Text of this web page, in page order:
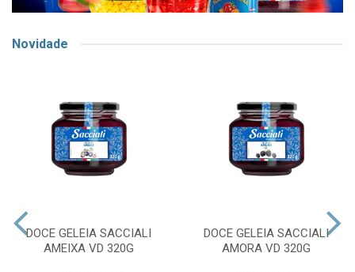
Novidade
DOCE GELEIA SACCIALI
AMEIXA VD 320G
DOCE GELEIA SACCIALI
AMORA VD 320G